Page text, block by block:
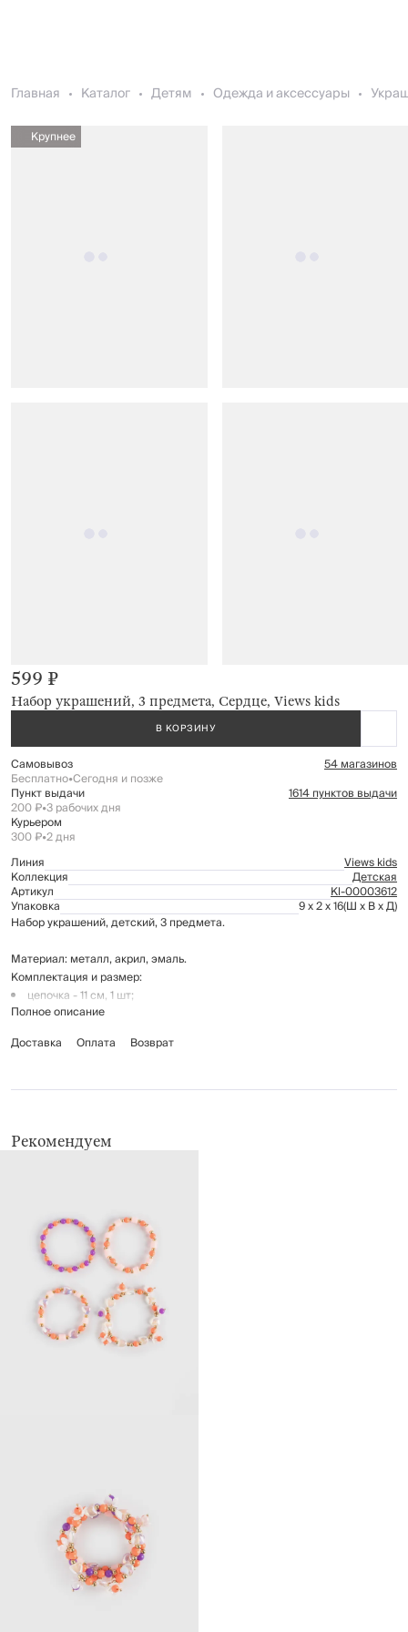
Главная Каталог Детям Одежда и аксессуары
Крупнее
Набор украшений, 3 предмета, Сердце, Views kids
599 ₽
В КОРЗИНУ
Самовывоз 54 магазинов
Бесплатно•Сегодня и позже
Пункт выдачи 1614 пунктов выдачи
200 ₽•3 рабочих дня
Курьером
300 ₽•2 дня
Линия
Views kids
Коллекция Детская
Артикул Kl-00003612
Упаковка 9 x 2 x 16(Ш x В x Д)
Набор украшений, детский, 3 предмета.
Материал: металл, акрил, эмаль.
Комплектация и размер:
цепочка - 11 см, 1 шт;
браслет - 5 см, - 1 шт;
кольцо - 1,5 см, 1 шт.
Полное описание
Доставка
Оплата Возврат
Рекомендуем